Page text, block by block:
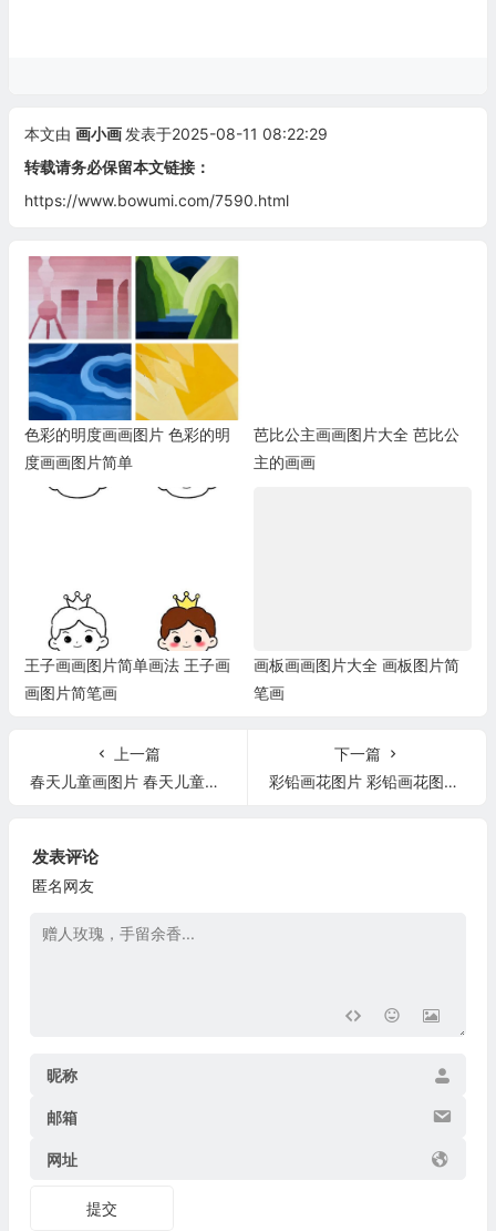
本文由 画小画 发表于2025-08-11 08:22:29
转载请务必保留本文链接：
https://www.bowumi.com/7590.html
色彩的明度画画图片 色彩的明
度画画图片简单
芭比公主画画图片大全 芭比公
主的画画
王子画画图片简单画法 王子画
画图片简笔画
画板画画图片大全 画板图片简
笔画
上一篇
春天儿童画图片 春天儿童画图片大全简笔画
下一篇
彩铅画花图片 彩铅画花图片简单又好看
发表评论
匿名网友
昵称
邮箱
网址
提交